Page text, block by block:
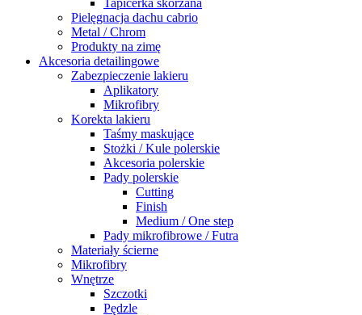
Pielęgnacja dachu cabrio
Metal / Chrom
Produkty na zimę
Akcesoria detailingowe
Zabezpieczenie lakieru
Aplikatory
Mikrofibry
Korekta lakieru
Taśmy maskujące
Stożki / Kule polerskie
Akcesoria polerskie
Pady polerskie
Cutting
Finish
Medium / One step
Pady mikrofibrowe / Futra
Materiały ścierne
Mikrofibry
Wnętrze
Szczotki
Pędzle